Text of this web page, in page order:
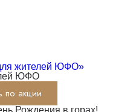
жителей ЮФО»
ЮФО
по акции